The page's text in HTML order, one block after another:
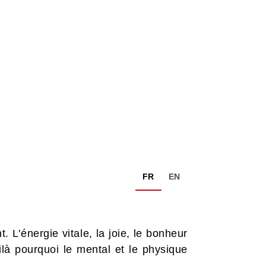
FR EN
L'énergie vitale, la joie, le bonheur
pourquoi le mental et le physique